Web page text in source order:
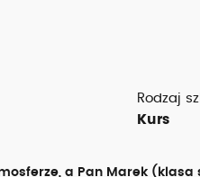
Rodzaj
Kurs
a Pan Marek